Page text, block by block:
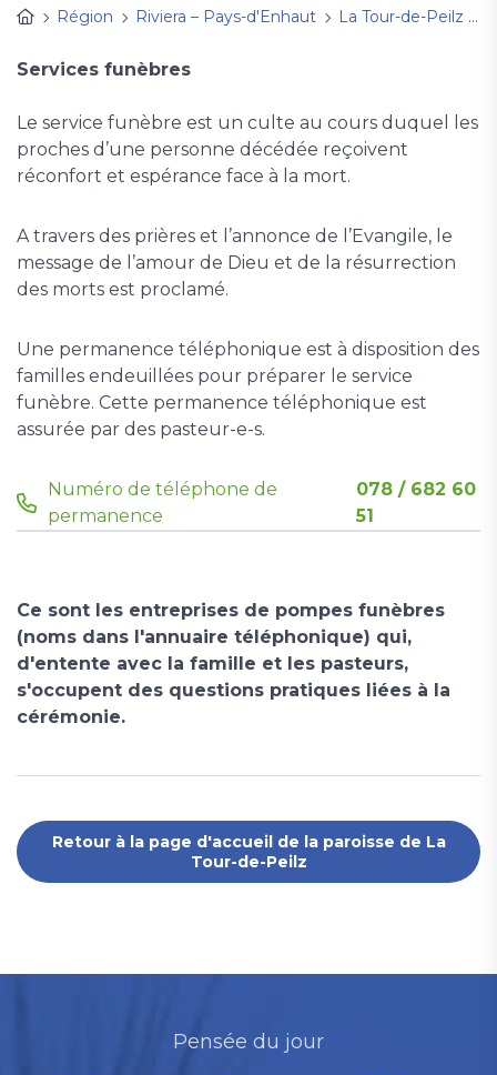
Région
Riviera – Pays-d'Enhaut La Tour-de-Peilz
Services funèbres
Le service funèbre est un culte au cours duquel les
proches d’une personne décédée reçoivent
réconfort et espérance face à la mort.
A travers des prières et l’annonce de l’Evangile, le
message de l’amour de Dieu et de la résurrection
des morts est proclamé.
Une permanence téléphonique est à disposition des
familles endeuillées pour préparer le service
funèbre. Cette permanence téléphonique est
assurée par des pasteur-e-s.
Numéro de téléphone de
permanence
078 / 682 60
51
Ce sont les entreprises de pompes funèbres
(noms dans l'annuaire téléphonique) qui,
d'entente avec la famille et les pasteurs,
s'occupent des questions pratiques liées à la
cérémonie.
Retour à la page d'accueil de la paroisse de La
Tour-de-Peilz
Pensée du jour